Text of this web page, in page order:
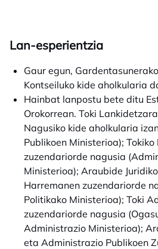
Lan-esperientzia
Gaur egun,
Kontseiluko kide aholkularia
Hainbat lanpostu bete ditu
Orokorrean. Toki
Nagusiko kide aholkularia
Publikoen Ministerioa); Tokiko
zuzendariorde nagusia
Ministerioa); Araubide
Harremanen zuzendariorde
Politikako Ministerioa); Toki
zuzendariorde nagusia
Administrazio Ministerioa);
eta Administrazio Publikoen